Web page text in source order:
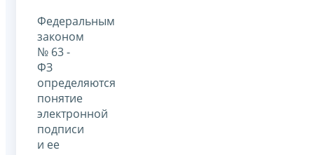
Федеральным
законом
№ 63 -
ФЗ
определяются
понятие
электронной
подписи
и ее